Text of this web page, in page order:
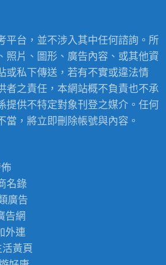
平台，並不涉入其中任何諮詢。所
照片、圖形、廣告內容、或其他資
或私下傳送，若有不實或違法情
者之責任，本網站概不負責也不承
提供不特定對象刊登之媒介。任何
當，將立即刪除帳號與內容。
名錄
廣告
告網
外連
活黃頁